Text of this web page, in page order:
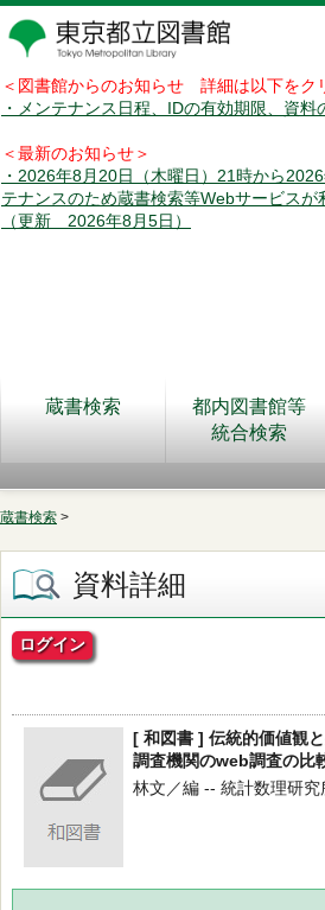
＜図書館からのお知らせ 詳細は以下をク
・メンテナンス日程、IDの有効期限、資
＜最新のお知らせ＞
・2026年8月20日（木曜日）21時から
テナンスのため蔵書検索等Webサービスが
（更新 2026年8月5日）
蔵書検索
都内図書館等
統合検索
蔵書検索 >
資料詳細
ログイン
[ 和図書 ] 伝統的価値観
調査機関のweb調査の比
林文／編 -- 統計数理研